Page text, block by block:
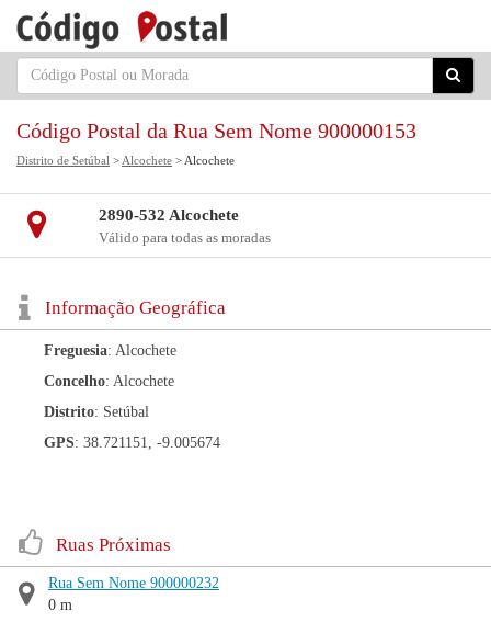
Código Postal da Rua Sem Nome 900000153
Distrito de Setúbal > Alcochete > Alcochete
2890-532 Alcochete
Válido para todas as moradas
Informação Geográfica
Freguesia: Alcochete
Concelho: Alcochete
Distrito: Setúbal
GPS: 38.721151, -9.005674
Ruas Próximas
Rua Sem Nome 900000232
0 m